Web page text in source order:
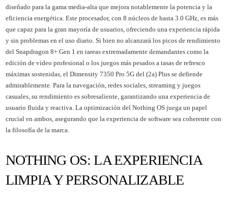
diseñado para la gama media-alta que mejora notablemente la potencia y la
eficiencia energética. Este procesador, con 8 núcleos de hasta 3.0 GHz, es más
que capaz para la gran mayoría de usuarios, ofreciendo una experiencia rápida
y sin problemas en el uso diario. Si bien no alcanzará los picos de rendimiento
del Snapdragon 8+ Gen 1 en tareas extremadamente demandantes como la
edición de video profesional o los juegos más pesados a tasas de refresco
máximas sostenidas, el Dimensity 7350 Pro 5G del (2a) Plus se defiende
admirablemente. Para la navegación, redes sociales, streaming y juegos
casuales, su rendimiento es sobresaliente, garantizando una experiencia de
usuario fluida y reactiva. La optimización del Nothing OS juega un papel
crucial en ambos, asegurando que la experiencia de software sea coherente con
la filosofía de la marca.
NOTHING OS: LA EXPERIENCIA
LIMPIA Y PERSONALIZABLE